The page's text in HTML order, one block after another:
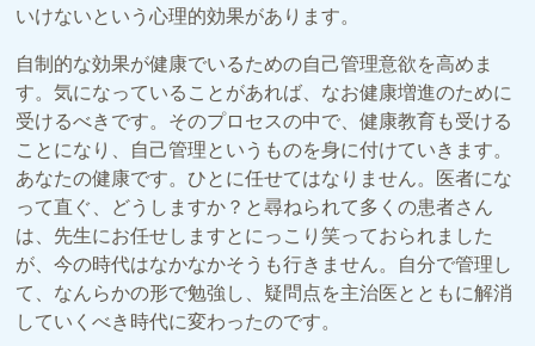
いけないという心理的効果があります。
自制的な効果が健康でいるための自己管理意欲を高めま
す。気になっていることがあれば、なお健康増進のために
受けるべきです。そのプロセスの中で、健康教育も受ける
ことになり、自己管理というものを身に付けていきます。
あなたの健康です。ひとに任せてはなりません。医者にな
って直ぐ、どうしますか？と尋ねられて多くの患者さん
は、先生にお任せしますとにっこり笑っておられました
が、今の時代はなかなかそうも行きません。自分で管理し
て、なんらかの形で勉強し、疑問点を主治医とともに解消
していくべき時代に変わったのです。